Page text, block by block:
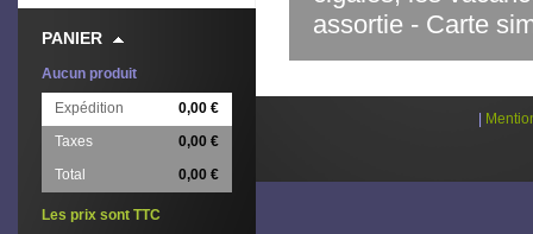
PANIER
Aucun produit
Expédition
0,00 €
Taxes
0,00 €
Total
0,00 €
Les prix sont TTC
assortie - Carte